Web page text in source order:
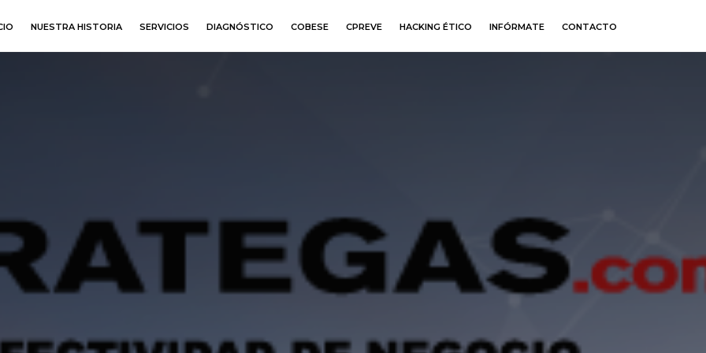
NUESTRA HISTORIA SERVICIOS DIAGNÓSTICO COBESE CPREVE HACKING ÉTICO INFÓRMATE CONTACTO